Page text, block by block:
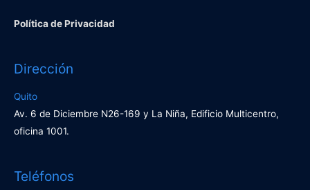
Política de Privacidad
Dirección
Quito
Av. 6 de Diciembre N26-169 y La Niña, Edificio Multicentro,
oficina 1001.
Teléfonos